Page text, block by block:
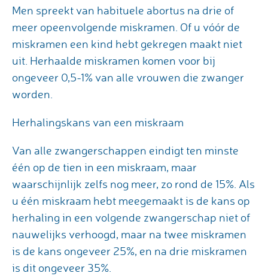
Men spreekt van habituele abortus na drie of
meer opeenvolgende miskramen. Of u vóór de
miskramen een kind hebt gekregen maakt niet
uit. Herhaalde miskramen komen voor bij
ongeveer 0,5-1% van alle vrouwen die zwanger
worden.
Herhalingskans van een miskraam
Van alle zwangerschappen eindigt ten minste
één op de tien in een miskraam, maar
waarschijnlijk zelfs nog meer, zo rond de 15%. Als
u één miskraam hebt meegemaakt is de kans op
herhaling in een volgende zwangerschap niet of
nauwelijks verhoogd, maar na twee miskramen
is de kans ongeveer 25%, en na drie miskramen
is dit ongeveer 35%.